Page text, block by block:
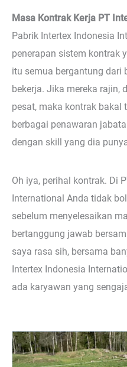
Masa Kontrak Kerja PT
Pabrik Intertex Indonesia
penerapan sistem kontrak
itu semua bergantung dari
bekerja. Jika mereka rajin,
pesat, maka kontrak bakal
berbagai penawaran
dengan skill yang dia
Oh iya, perihal kontrak. Di
International Anda tidak
sebelum menyelesaikan
bertanggung jawab
saya rasa sih, bersama
Intertex Indonesia
ada karyawan yang